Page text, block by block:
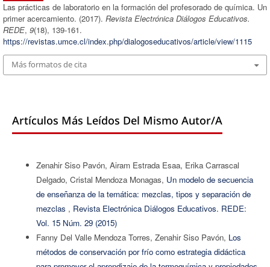
Las prácticas de laboratorio en la formación del profesorado de química. Un
primer acercamiento. (2017). Revista Electrónica Diálogos Educativos.
REDE, 9(18), 139-161.
https://revistas.umce.cl/index.php/dialogoseducativos/article/view/1115
Más formatos de cita
Artículos Más Leídos Del Mismo Autor/a
Zenahir Siso Pavón, Airam Estrada Esaa, Erika Carrascal
Delgado, Cristal Mendoza Monagas, Un modelo de secuencia
de enseñanza de la temática: mezclas, tipos y separación de
mezclas , Revista Electrónica Diálogos Educativos. REDE:
Vol. 15 Núm. 29 (2015)
Fanny Del Valle Mendoza Torres, Zenahir Siso Pavón, Los
métodos de conservación por frío como estrategia didáctica